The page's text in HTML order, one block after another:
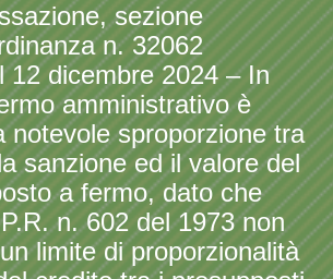
sezione
n. 32062
12 dicembre 2024 – In
amministrativo è
notevole sproporzione tra
sanzione ed il valore del
a fermo, dato che
n. 602 del 1973 non
limite di proporzionalità